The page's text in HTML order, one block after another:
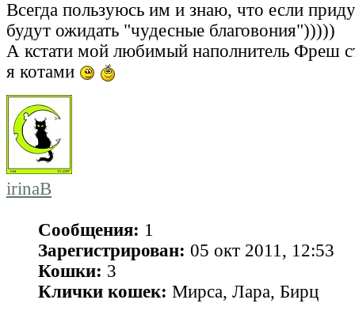
Всегда пользуюсь им и знаю, что если
будут ожидать "чудесные благовония")))))
А кстати мой любимый наполнитель Фреш
я котами
irinaB
Сообщения: 1
Зарегистрирован: 05 окт 2011, 12:53
Кошки: 3
Клички кошек: Мирса, Лара, Бирц